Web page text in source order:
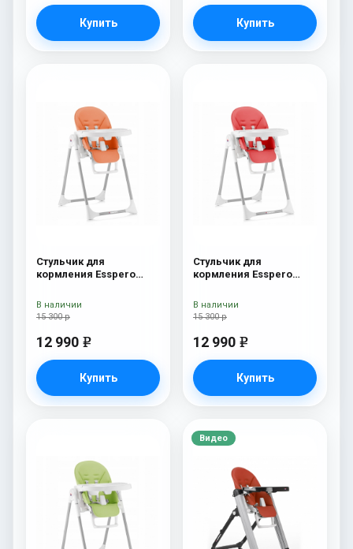
Купить Купить
Стульчик для
кормления Esspero
15 300 р
12 990 e
Купить
В наличии
Стульчик для
кормления Esspero
15 300 р
12 990 e
Купить
В наличии
Видео